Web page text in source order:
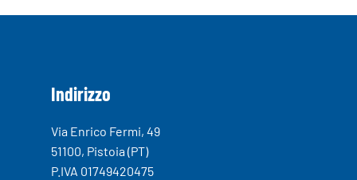
Indirizzo
Via Enrico Fermi, 49
51100, Pistoia (PT)
P.IVA 01749420475